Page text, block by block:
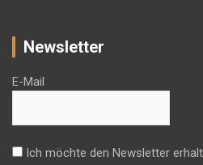
Newsletter
E-Mail
Ich möchte den Newsletter